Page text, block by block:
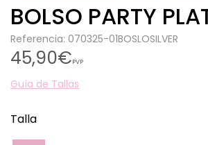
BOLSO PARTY
Referencia: 070325-01BOSLOSILVER
45,90€PVP
Guía de Tallas
Talla